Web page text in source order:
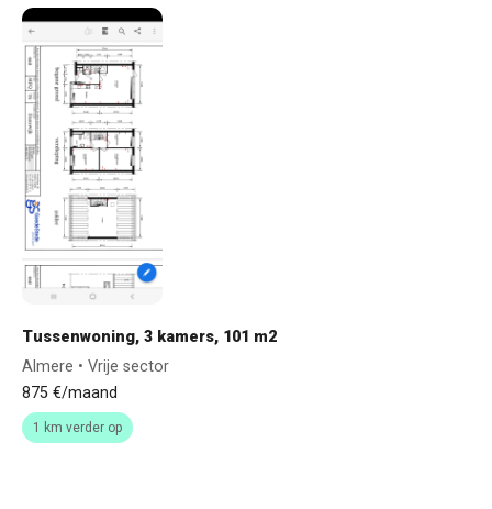
Tussenwoning, 3 kamers, 101 m2
Almere • Vrije sector
875 €/maand
1 km verder op